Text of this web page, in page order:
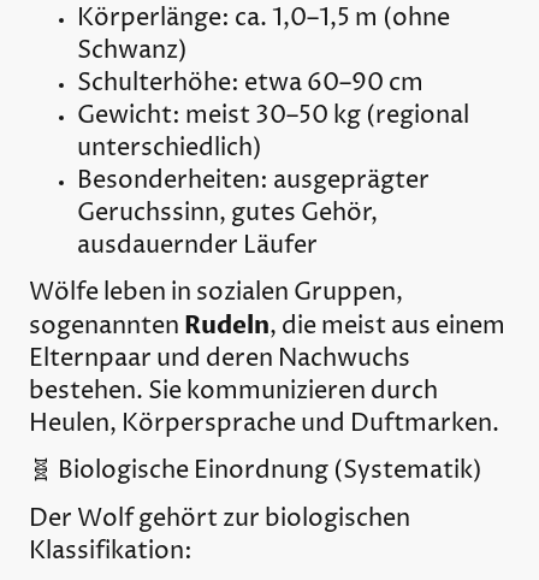
Körperlänge: ca. 1,0–1,5 m (ohne
Schwanz)
Schulterhöhe: etwa 60–90 cm
Gewicht: meist 30–50 kg (regional
unterschiedlich)
Besonderheiten: ausgeprägter
Geruchssinn, gutes Gehör,
ausdauernder Läufer
Wölfe leben in sozialen Gruppen,
sogenannten Rudeln, die meist aus einem
Elternpaar und deren Nachwuchs
bestehen. Sie kommunizieren durch
Heulen, Körpersprache und Duftmarken.
🧬 Biologische Einordnung (Systematik)
Der Wolf gehört zur biologischen
Klassifikation: